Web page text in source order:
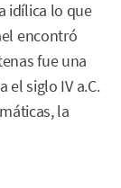
idílica lo que
encontró
fue una
el siglo IV a.C.
la